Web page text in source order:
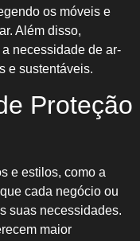
os móveis e
Além disso,
necessidade de ar-
e sustentáveis.
Proteção
e estilos, como a
cada negócio ou
suas necessidades.
maior